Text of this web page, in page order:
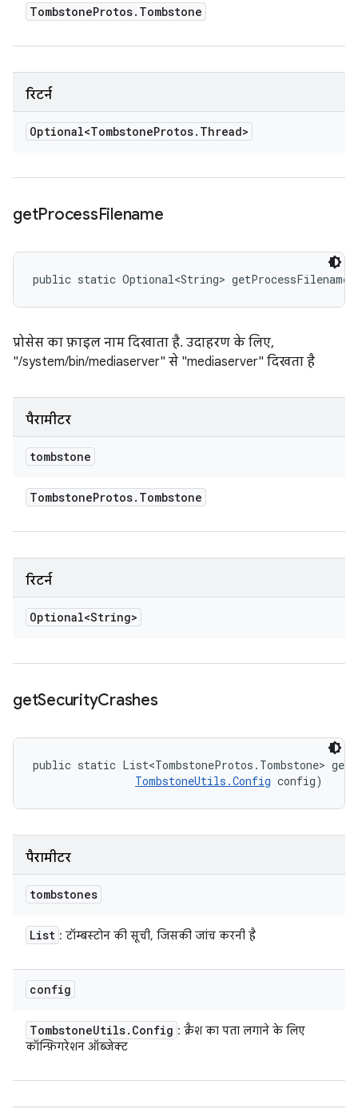
TombstoneProtos. Tombstone
रिटर्न
Optional<TombstoneProtos. Thread>
getProcessFilename
public static Optional<String> getProcessFilename
प्रोसेस का फ़ाइल नाम दिखाता है. उदाहरण के लिए,
"/system/bin/mediaserver" से "mediaserver" दिखता है
पैरामीटर
tombstone
TombstoneProtos. Tombstone
रिटर्न
Optional<String>
getSecurityCrashes
public static List<TombstoneProtos.Tombstone>
TombstoneUtils.Config config)
पैरामीटर
tombstones
List : टॉम्बस्टोन की सूची, जिसकी जांच करनी है
config
TombstoneUtils. Config : क्रैश का पता लगाने के लिए
कॉन्फ़िगरेशन ऑब्जेक्ट